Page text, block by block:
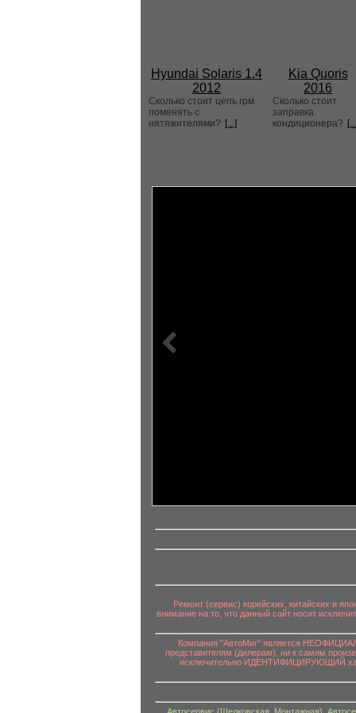
Hyundai Solaris 1.4
2012
Сколько стоит цепь грм
поменять с
нятяжителями? [...]
Kia Quoris
2016
Сколько стоит
заправка
кондиционера?
информационный контент
Ремонт (сервис) корейских, китайских и
внимание на то, что данный сайт носит
Компания "АвтоМиг" является
представителям (дилерам), ни к самим
исключительно ИДЕНТИФИЦИРУЮЩИЙ